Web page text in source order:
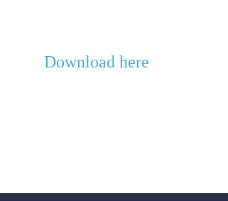
Download here